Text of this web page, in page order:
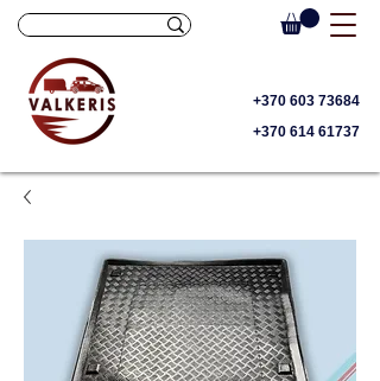
+370 603 73684
+370 614 61737